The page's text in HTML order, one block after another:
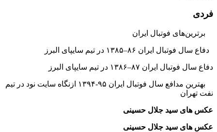
فردی
برترین‌های فوتبال ایران
دفاع سال فوتبال ایران ۸۶–۱۳۸۵ در تیم سایپای البرز
دفاع سال فوتبال ایران ۸۷–۱۳۸۶ در تیم سایپای البرز
بهترین مدافع سال فوتبال ایران ۹۵-۱۳۹۴ ازنگاه سایت نود در تیم
نفت تهران
عکس های سید جلال حسینی
عکس های سید جلال حسینی